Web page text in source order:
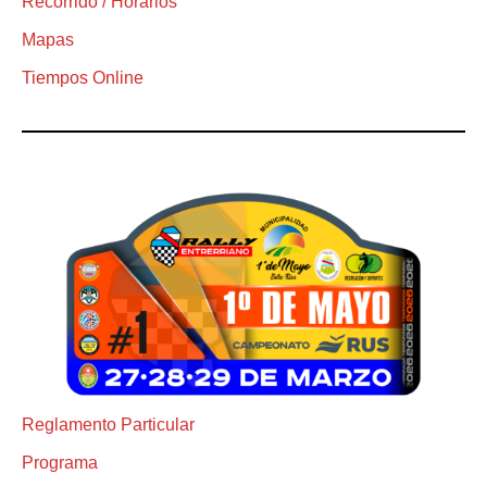
Mapas
Tiempos Online
Reglamento Particular
Programa